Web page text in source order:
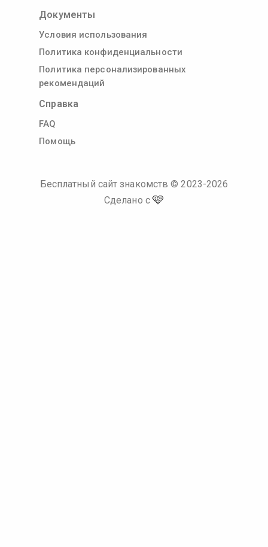
Документы
Условия использования
Политика конфиденциальности
Политика персонализированных
рекомендаций
Справка
FAQ
Помощь
Бесплатный сайт знакомств © 2023-2026
Сделано с 🩷